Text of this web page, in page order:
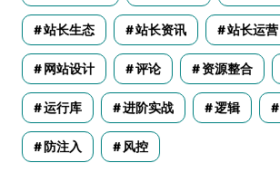
站长生态 站长资讯 站长运营
网站设计 评论 资源整合
运行库 进阶实战 逻辑
防注入 风控